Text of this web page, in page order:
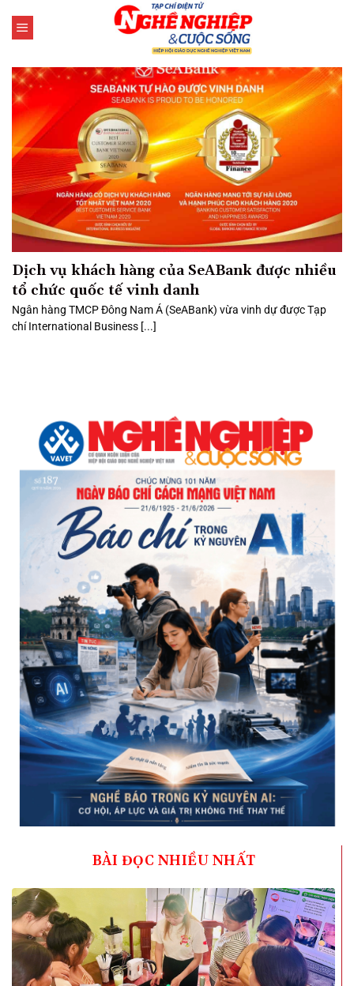
qua
dung
Dịch vụ khách hàng của SeABank được nhiều
tổ chức quốc tế vinh danh
Ngân hàng TMCP Đông Nam Á (SeABank) vừa vinh dự được Tạp
chí International Business [...]
BÀI ĐỌC NHIỀU NHẤT